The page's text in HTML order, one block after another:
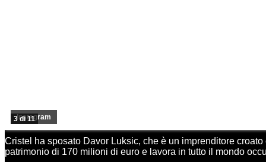
Instagram
3 di 11
Cristel ha sposato Davor Luksic, che è un imprenditore
patrimonio di 170 milioni di euro e lavora in tutto il mondo